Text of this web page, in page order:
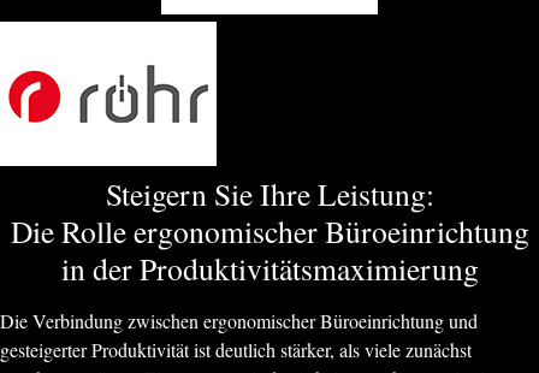
Steigern Sie Ihre Leistung:
Die Rolle ergonomischer Büroeinrichtung
in der Produktivitätsmaximierung
Die Verbindung zwischen ergonomischer Büroeinrichtung und
gesteigerter Produktivität ist deutlich stärker, als viele zunächst